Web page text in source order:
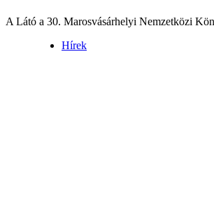
A Látó a 30. Marosvásárhelyi Nemzetközi
Hírek